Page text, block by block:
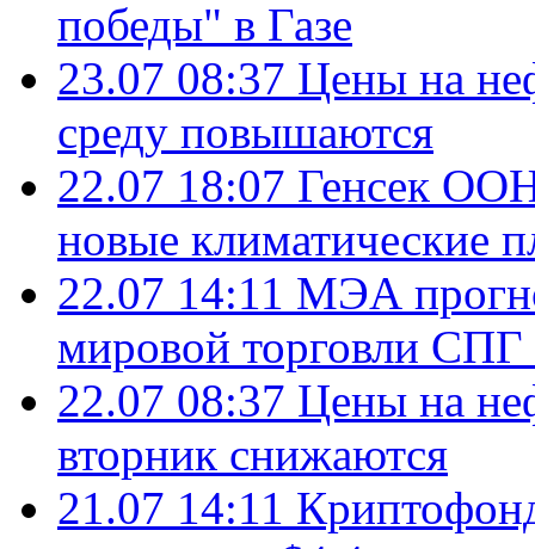
победы" в Газе
23.07 08:37 Цены на
среду повышаются
22.07 18:07 Генсек ООН
новые климатические
22.07 14:11 МЭА
мировой торговли СПГ
22.07 08:37 Цены на
вторник снижаются
21.07 14:11